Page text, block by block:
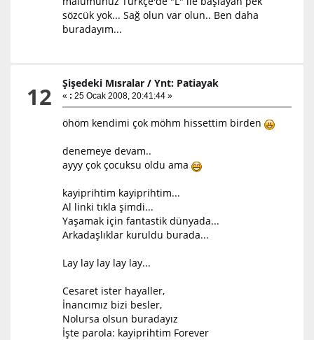
sözcük yok... Sağ olun var olun.. Ben daha
buradayım...
12 Şişedeki Mısralar /Ynt: Patiayak
« : 25 Ocak 2008, 20:41:44 »
öhöm kendimi çok möhm hissettim birden
denemeye devam..
ayyy çok çocuksu oldu ama
kayiprihtim kayiprihtim...
Al linki tıkla şimdi...
Yaşamak için fantastik dünyada...
Arkadaşlıklar kuruldu burada...
Lay lay lay lay lay...
Cesaret ister hayaller,
İnancımız bizi besler,
Nolursa olsun buradayız
İşte parola: kayiprihtim Forever